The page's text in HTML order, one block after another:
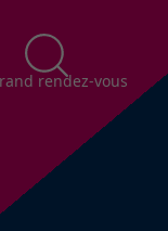
rendez-vous